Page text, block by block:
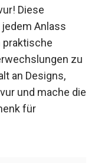
Diese
Anlass
praktische
zu
an Designs,
und mache die
für